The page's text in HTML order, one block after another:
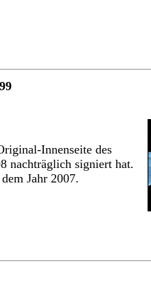
Innenseite des
nachträglich signiert hat.
Jahr 2007.